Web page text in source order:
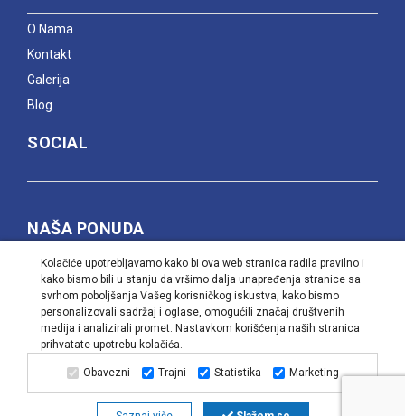
O Nama
Kontakt
Galerija
Blog
SOCIAL
NAŠA PONUDA
Proverite naše trenutne akcije, ali i pogledajte šta nudi
naša veleprodaja i kontaktirajte nas da saznate cene i
popuste naših proizvoda, bilo da vas zanima prodaja na
veliko ili na komad.
PiK Group | Sva prava zadržana |
Dizajn
Kolačiće upotrebljavamo kako bi ova web stranica radila pravilno i
kako bismo bili u stanju da vršimo dalja unapređenja stranice sa
svrhom poboljšanja Vašeg korisničkog iskustva, kako bismo
personalizovali sadržaj i oglase, omogućili značaj društvenih
medija i analizirali promet. Nastavkom korišćenja naših stranica
prihvatate upotrebu kolačića.
Obavezni Trajni Statistika Marketing